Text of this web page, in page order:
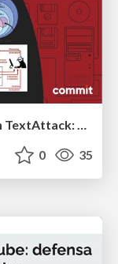
0 35